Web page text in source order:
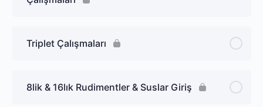
Triplet Çalışmaları
8lik & 16lık Rudimentler & Suslar Giriş